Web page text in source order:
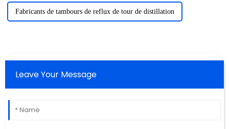
Fabricants de tambours de reflux de tour de distillation
Leave Your Message